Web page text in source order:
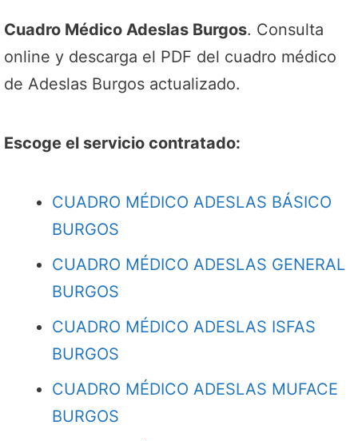
Cuadro Médico Adeslas Burgos. Consulta
online y descarga el PDF del cuadro médico
de Adeslas Burgos actualizado.
Escoge el servicio contratado:
CUADRO MÉDICO ADESLAS BÁSICO
BURGOS
CUADRO MÉDICO ADESLAS GENERAL
BURGOS
CUADRO MÉDICO ADESLAS ISFAS
BURGOS
CUADRO MÉDICO ADESLAS MUFACE
BURGOS